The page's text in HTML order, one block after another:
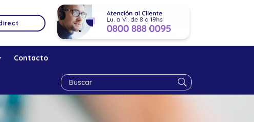
Contacto